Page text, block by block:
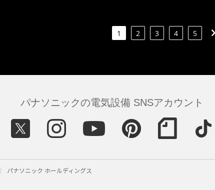
1 2 3 4 5
パナソニックの電気設備 SNSアカウント
パナソニック ホールディングス